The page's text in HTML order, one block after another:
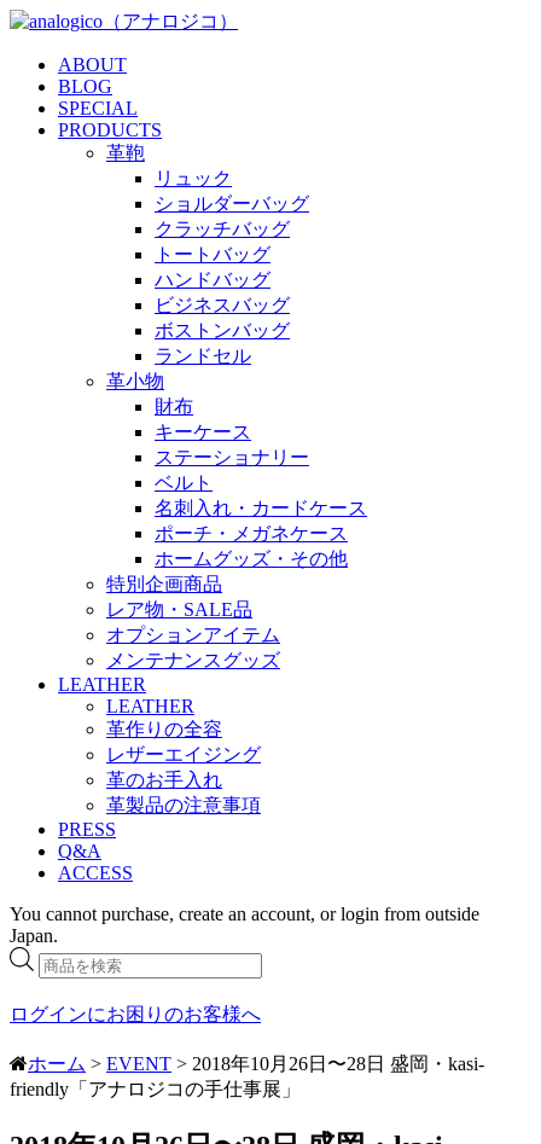
ABOUT
BLOG
SPECIAL
PRODUCTS
革鞄
リュック
ショルダーバッグ
クラッチバッグ
トートバッグ
ハンドバッグ
ビジネスバッグ
ボストンバッグ
ランドセル
革小物
財布
キーケース
ステーショナリー
ベルト
名刺入れ・カードケース
ポーチ・メガネケース
ホームグッズ・その他
特別企画商品
レア物・SALE品
オプションアイテム
メンテナンスグッズ
LEATHER
LEATHER
革作りの全容
レザーエイジング
革のお手入れ
革製品の注意事項
PRESS
Q&A
ACCESS
You cannot purchase, create an account, or login from outside
Japan.
商
品
検
ログインにお困りのお客様へ
ホーム > EVENT > 2018年10月26日〜28日 盛岡・kasi-
friendly「アナロジコの手仕事展」